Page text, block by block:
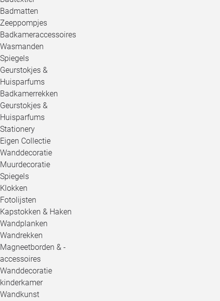
Badmatten
Zeeppompjes
Badkameraccessoires
Wasmanden
Spiegels
Geurstokjes &
Huisparfums
Badkamerrekken
Geurstokjes &
Huisparfums
Stationery
Eigen Collectie
Wanddecoratie
Muurdecoratie
Spiegels
Klokken
Fotolijsten
Kapstokken & Haken
Wandplanken
Wandrekken
Magneetborden & -
accessoires
Wanddecoratie
kinderkamer
Wandkunst